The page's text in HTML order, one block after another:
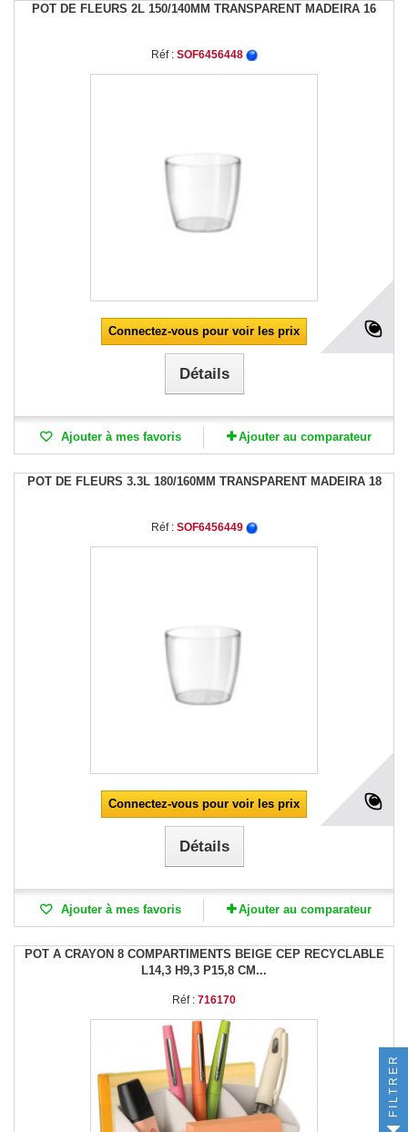
POT DE FLEURS 2L 150/140MM TRANSPARENT MADEIRA 16
Réf : SOF6456448
Connectez-vous pour voir les prix
Détails
Ajouter à mes favoris Ajouter au comparateur
POT DE FLEURS 3.3L 180/160MM TRANSPARENT MADEIRA 18
Réf : SOF6456449
Connectez-vous pour voir les prix
Détails
Ajouter à mes favoris Ajouter au comparateur
POT A CRAYON 8 COMPARTIMENTS BEIGE CEP RECYCLABLE
L14,3 H9,3 P15,8 CM...
Réf : 716170
FILTRER